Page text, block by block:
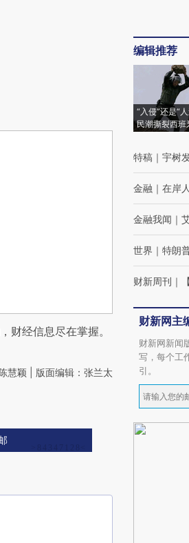
财经信息尽在掌握。
慧颖 | 版面编辑：张兰太
编辑推荐
“入侵”还是“
民潮撕裂西班
特稿 ｜ 宇树
金融 ｜ 在岸
金融我闻 ｜
世界 ｜ 特朗
财新周刊 ｜
财新网主
财新网新闻
写，每个工
引。